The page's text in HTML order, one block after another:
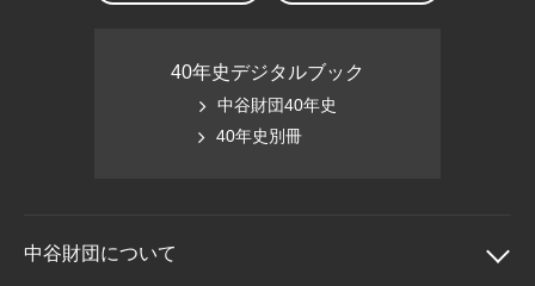
40年史デジタルブック
中谷財団40年史
40年史別冊
中谷財団について